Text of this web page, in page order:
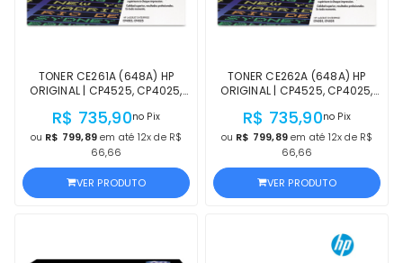
TONER CE261A (648A) HP
ORIGINAL | CP4525, CP4025,
CP4025N, CP4025DN,
CP4525XH CIANO | PRODUTO
OFICIAL HP, NF E PROCEDÊNCIA
R$ 735,90no Pix
ou R$ 799,89em até 12x de R$
66,66
VER PRODUTO
TONER CE262A (648A) HP
ORIGINAL | CP4525, CP4025,
CP4525DN, CP4025N,
CP4025DN AMARELO |
PRODUTO OFICIAL HP, NF E
PROCEDÊNCIA
R$ 735,90no Pix
ou R$ 799,89em até 12x de R$
66,66
VER PRODUTO